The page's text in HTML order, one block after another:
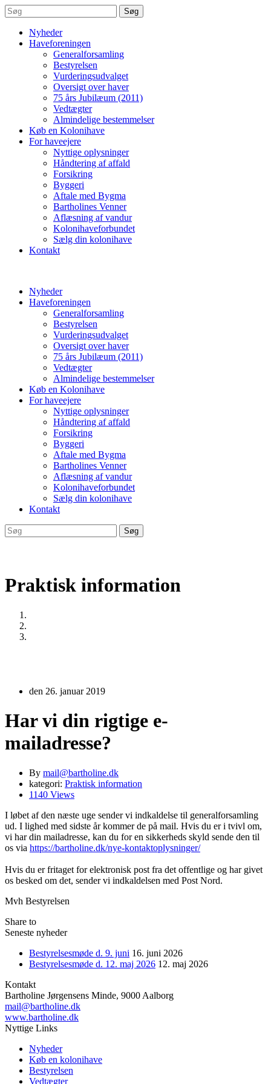
Søg
Nyheder
Haveforeningen
Generalforsamling
Bestyrelsen
Vurderingsudvalget
Oversigt over haver
75 års Jubilæum (2011)
Vedtægter
Almindelige bestemmelser
Køb en Kolonihave
For haveejere
Nyttige oplysninger
Håndtering af affald
Forsikring
Byggeri
Aftale med Bygma
Bartholines Venner
Aflæsning af vandur
Kolonihaveforbundet
Sælg din kolonihave
Kontakt
Nyheder
Haveforeningen
Generalforsamling
Bestyrelsen
Vurderingsudvalget
Oversigt over haver
75 års Jubilæum (2011)
Vedtægter
Almindelige bestemmelser
Køb en Kolonihave
For haveejere
Nyttige oplysninger
Håndtering af affald
Forsikring
Byggeri
Aftale med Bygma
Bartholines Venner
Aflæsning af vandur
Kolonihaveforbundet
Sælg din kolonihave
Kontakt
Søg
Praktisk information
den 26. januar 2019
Har vi din rigtige e-
mailadresse?
By mail@bartholine.dk
kategori: Praktisk information
1140 Views
I løbet af den næste uge sender vi indkaldelse til generalforsamling
ud. I lighed med sidste år kommer de på mail. Hvis du er i tvivl om,
vi har din mailadresse, kan du for en sikkerheds skyld sende den til
os via https://bartholine.dk/nye-kontaktoplysninger/
Hvis du er fritaget for elektronisk post fra det offentlige og har givet
os besked om det, sender vi indkaldelsen med Post Nord.
Mvh Bestyrelsen
Share to
Seneste nyheder
Bestyrelsesmøde d. 9. juni 16. juni 2026
Bestyrelsesmøde d. 12. maj 2026 12. maj 2026
Kontakt
Bartholine Jørgensens Minde, 9000 Aalborg
mail@bartholine.dk
www.bartholine.dk
Nyttige Links
Nyheder
Køb en kolonihave
Bestyrelsen
Vedtægter